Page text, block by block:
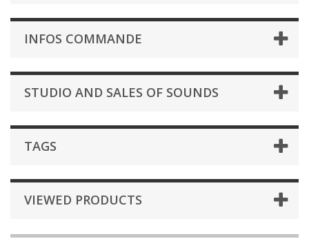
INFOS COMMANDE
STUDIO AND SALES OF SOUNDS
TAGS
VIEWED PRODUCTS